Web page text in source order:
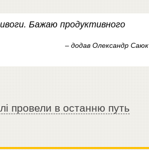
Бажаю продуктивного
– додав Олександр Саюк
провели в останню путь